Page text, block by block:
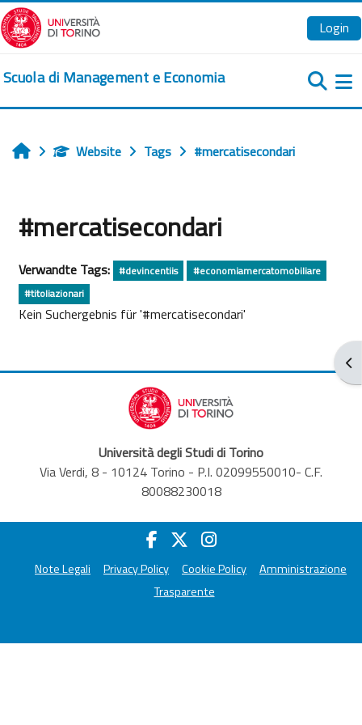
Zum Hauptinhalt
Login
Scuola di Management e Economia
Startseite
Website Tags #mercatisecondari
#mercatisecondari
Verwandte Tags: #devincentiis
#economiamercatomobiliare
#titoliazionari
Kein Suchergebnis für '#mercatisecondari'
Università degli Studi di Torino
Via Verdi, 8 - 10124 Torino - P.I. 02099550010- C.F.
80088230018
Note Legali Privacy Policy Cookie Policy
Amministrazione
Trasparente